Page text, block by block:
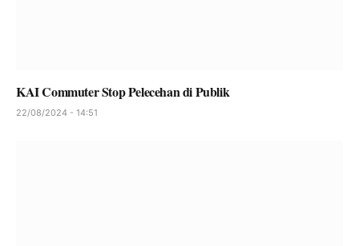
KAI Commuter Stop Pelecehan di Publik
22/08/2024 - 14:51